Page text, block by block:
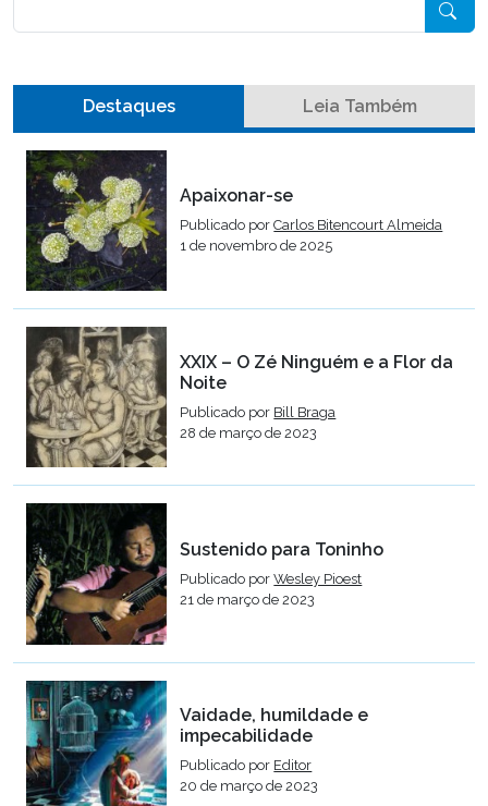
Destaques Leia Também
Apaixonar-se
Publicado porCarlos Bitencourt Almeida
1 de novembro de 2025
XXIX – O Zé Ninguém e a Flor da
Noite
Publicado por Bill Braga
28 de março de 2023
Sustenido para Toninho
Publicado porWesley Pioest
21 de março de 2023
Vaidade, humildade e
impecabilidade
Publicado por Editor
20 de março de 2023